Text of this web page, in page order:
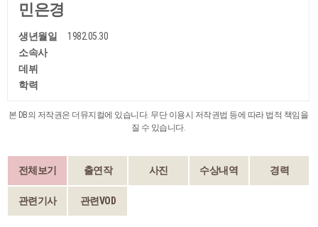
민은경
생년월일
1982.05.30
소속사
데뷔
학력
본 DB의 저작권은 더뮤지컬에 있습니다. 무단 이용시 저작권법 등에 따라 법적 책임을
질 수 있습니다.
전체보기 출연작 사진 수상내역 경력
관련기사 관련VOD